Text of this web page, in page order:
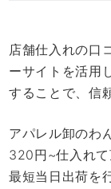
店舗仕入れの口
ーサイトを活用
することで、信
アパレル卸のわ
320円~仕入れて
最短当日出荷を